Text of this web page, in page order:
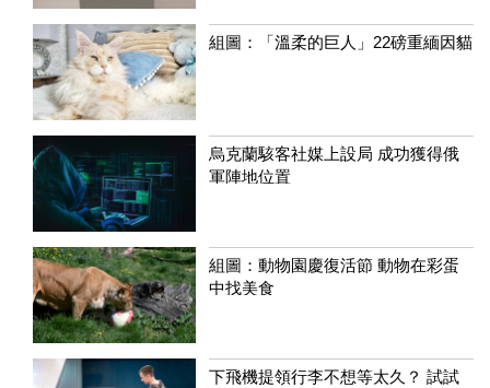
組圖：「溫柔的巨人」22磅重緬因貓
烏克蘭駭客社媒上設局 成功獲得俄
軍陣地位置
組圖：動物園慶復活節 動物在彩蛋
中找美食
下飛機提領行李不想等太久？ 試試